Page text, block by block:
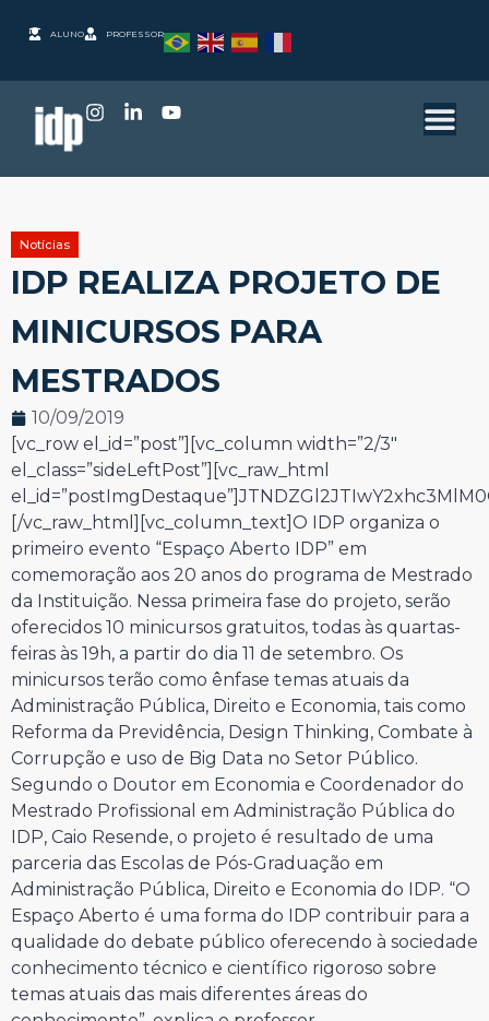
ALUNO PROFESSOR
Notícias
IDP REALIZA PROJETO DE
MINICURSOS PARA
MESTRADOS
10/09/2019
[vc_row el_id=”post”][vc_column width=”2/3″
el_class=”sideLeftPost”][vc_raw_html
[/vc_raw_html][vc_column_text]O IDP organiza o
primeiro evento “Espaço Aberto IDP” em
comemoração aos 20 anos do programa de Mestrado
da Instituição. Nessa primeira fase do projeto, serão
oferecidos 10 minicursos gratuitos, todas às quartas-
feiras às 19h, a partir do dia 11 de setembro. Os
minicursos terão como ênfase temas atuais da
Administração Pública, Direito e Economia, tais como
Reforma da Previdência, Design Thinking, Combate à
Corrupção e uso de Big Data no Setor Público.
Segundo o Doutor em Economia e Coordenador do
Mestrado Profissional em Administração Pública do
IDP, Caio Resende, o projeto é resultado de uma
parceria das Escolas de Pós-Graduação em
Administração Pública, Direito e Economia do IDP. “O
Espaço Aberto é uma forma do IDP contribuir para a
qualidade do debate público oferecendo à sociedade
conhecimento técnico e científico rigoroso sobre
temas atuais das mais diferentes áreas do